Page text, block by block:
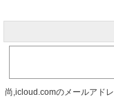
尚,icloud.comのメールアド